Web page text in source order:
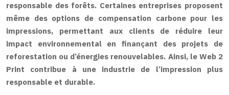
responsable des forêts. Certaines entreprises proposent
même des options de compensation carbone pour les
impressions, permettant aux clients de réduire leur
impact environnemental en finançant des projets de
reforestation ou d’énergies renouvelables. Ainsi, le Web 2
Print contribue à une industrie de l’impression plus
responsable et durable.